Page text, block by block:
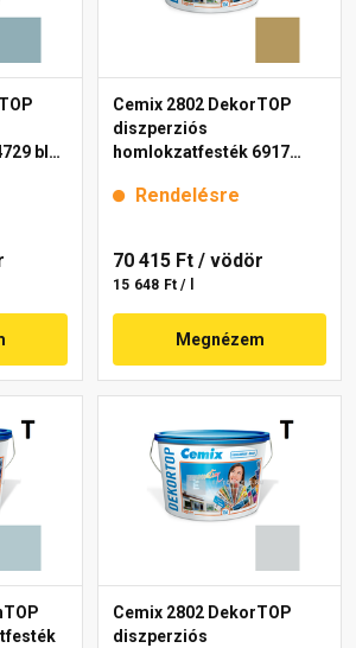
blue
Cemix 2802 DekorTOP
diszperziós
homlokzatfesték 6917
Rendelésre
70 415 Ft / vödör
15 648 Ft / l
Megnézem
Cemix 2802 DekorTOP
diszperziós